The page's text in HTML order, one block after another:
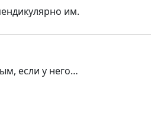
им.
если у него…